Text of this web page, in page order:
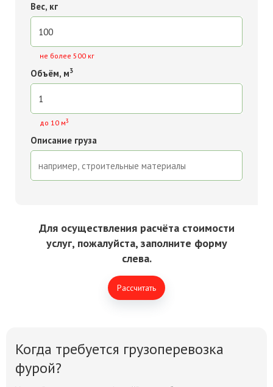
Вес, кг
не более 500 кг
Объём, м3
до 10 м3
Описание груза
Для осуществления расчёта стоимости
услуг, пожалуйста, заполните форму
слева.
Рассчитать
Когда требуется грузоперевозка
фурой?